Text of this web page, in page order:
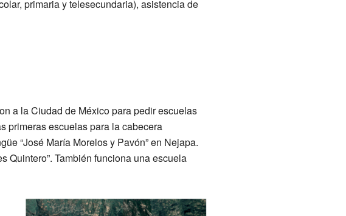
primaria y telesecundaria), asistencia de
a la Ciudad de México para pedir escuelas
primeras escuelas para la cabecera
“José María Morelos y Pavón” en Nejapa.
Quintero”. También funciona una escuela